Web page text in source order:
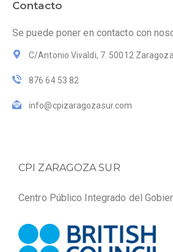
Contacto
Se puede poner en contacto con
C/Antonio Vivaldi, 7. 50012 Zaragoza
876 64 53 82
info@cpizaragozasur.com
CPI ZARAGOZA SUR
Centro Público Integrado del